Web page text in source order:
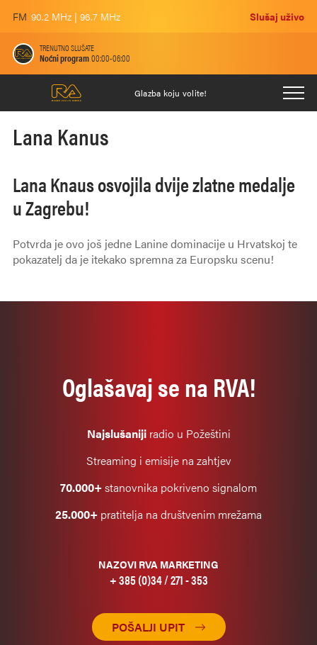
FM 90.2 MHz | 96.7 MHz Slušaj uživo
TRENUTNO SLUŠATE
Noćni program00:00-06:00
Glazba koju volite!
Lana Kanus
Lana Knaus osvojila dvije zlatne medalje
u Zagrebu!
Potvrda je ovo još jedne Lanine dominacije u Hrvatskoj te
pokazatelj da je itekako spremna za Europsku scenu!
Oglašavaj se na RVA!
Najslušanijiradio u Požeštini
Streaming i emisije na zahtjev
70.000+stanovnika pokriveno signalom
25.000+ pratitelja na društvenim mrežama
NAZOVI RVA MARKETING
+ 385 (0)34 / 271 - 353
POŠALJI UPIT